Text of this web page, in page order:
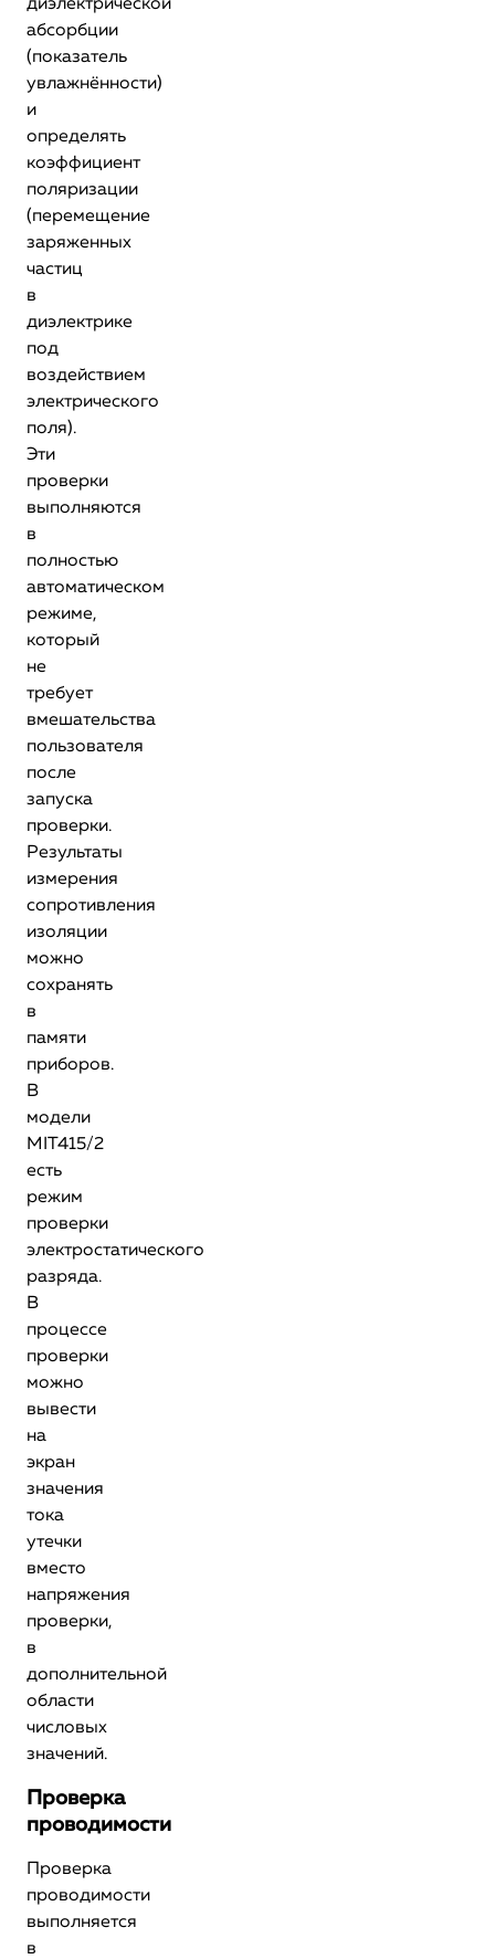
диэлектрической
абсорбции
(показатель
увлажнённости)
и
определять
коэффициент
поляризации
(перемещение
заряженных
частиц
в
диэлектрике
под
воздействием
электрического
поля).
Эти
проверки
выполняются
в
полностью
автоматическом
режиме,
который
не
требует
вмешательства
пользователя
после
запуска
проверки.
Результаты
измерения
сопротивления
изоляции
можно
сохранять
в
памяти
приборов.
В
модели
MIT415/2
есть
режим
проверки
электростатического
разряда.
В
процессе
проверки
можно
вывести
на
экран
значения
тока
утечки
вместо
напряжения
проверки,
в
дополнительной
области
числовых
значений.
Проверка
проводимости
Проверка
проводимости
выполняется
в